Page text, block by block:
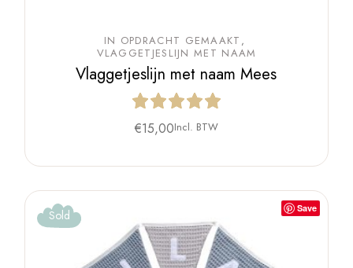
IN OPDRACHT GEMAAKT
VLAGGETJESLIJN MET NAAM
Vlaggetjeslijn met naam Mees
€15,00Incl. BTW
Save
Sold